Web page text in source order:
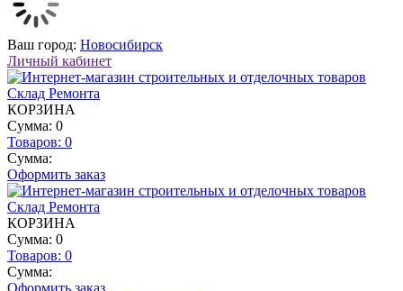
Ваш город: Новосибирск
Личный кабинет
КОРЗИНА
Сумма: 0
Товаров: 0
Сумма:
Оформить заказ
КОРЗИНА
Сумма: 0
Товаров: 0
Сумма:
Оформить заказ